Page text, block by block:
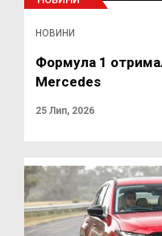
НОВИНИ
Формула 1
Mercedes
25 Лип, 2026